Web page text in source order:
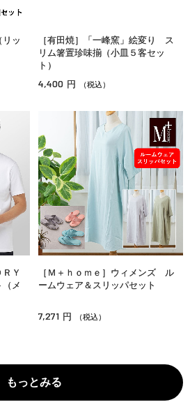
ッ
［有田焼］「一峰窯」絵変り ス
リム箸置珍味揃（小皿５客セッ
ト）
4,400 円 （税込）
Ｙ
メ
［Ｍ＋ｈｏｍｅ］ウィメンズ ル
ームウェア＆スリッパセット
7,271 円 （税込）
もっとみる